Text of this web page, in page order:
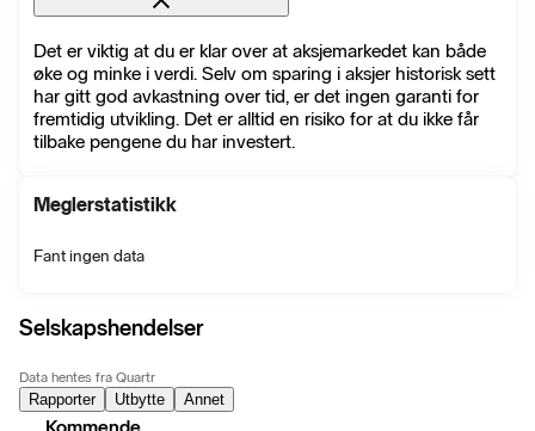
Det er viktig at du er klar over at aksjemarkedet kan både
øke og minke i verdi. Selv om sparing i aksjer historisk sett
har gitt god avkastning over tid, er det ingen garanti for
fremtidig utvikling. Det er alltid en risiko for at du ikke får
tilbake pengene du har investert.
Meglerstatistikk
Fant ingen data
Selskapshendelser
Data hentes fra Quartr
Rapporter Utbytte Annet